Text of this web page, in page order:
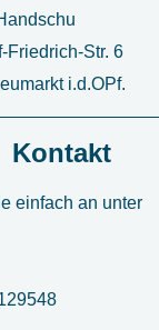
Friedrich-Str. 6
i.d.OPf.
Kontakt
einfach an unter